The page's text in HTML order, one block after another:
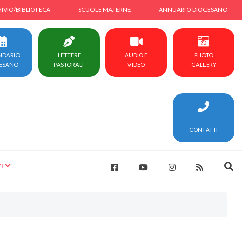
BIBLIOTECA SCUOLE MATERNE ANNUARIO DIOCESANO
LETTERE
PASTORALI
AUDIO E
VIDEO
PHOTO
GALLERY
CONTATTI